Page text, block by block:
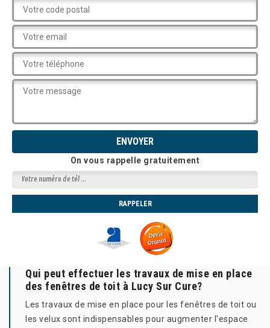
On vous rappelle gratuitement
Qui peut effectuer les travaux de mise en place
des fenêtres de toit à Lucy Sur Cure?
Les travaux de mise en place pour les fenêtres de toit ou
les velux sont indispensables pour augmenter l'espace